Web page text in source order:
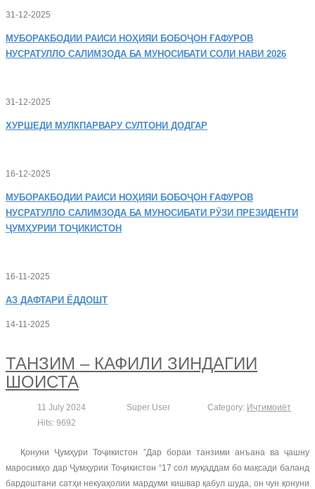
31-12-2025
МУБОРАКБОДИИ РАИСИ НОҲИЯИ БОБОҶОН ҒАФУРОВ
НУСРАТУЛЛО САЛИМЗОДА БА МУНОСИБАТИ СОЛИ НАВИ 2026
31-12-2025
ХУРШЕДИ МУЛКПАРВАРУ СУЛТОНИ ДОДГАР
16-12-2025
МУБОРАКБОДИИ РАИСИ НОҲИЯИ БОБОҶОН ҒАФУРОВ
НУСРАТУЛЛО САЛИМЗОДА БА МУНОСИБАТИ РӮЗИ ПРЕЗИДЕНТИ
ҶУМҲУРИИ ТОҶИКИСТОН
16-11-2025
АЗ ДАФТАРИ ЁДДОШТ
14-11-2025
ТАНЗИМ – КАФИЛИ ЗИНДАГИИ
ШОИСТА
11 July 2024 Super User Category: Иҷтимоиёт
Hits: 9692
Қонуни Ҷумҳури Тоҷикистон ”Дар бораи танзими анъана ва ҷашну
маросимҳо дар Ҷумҳурии Тоҷикистон “17 сол муқаддам бо мақсади баланд
бардоштани сатҳи некуаҳолии мардуми кишвар қабул шуда, он чун қонуни